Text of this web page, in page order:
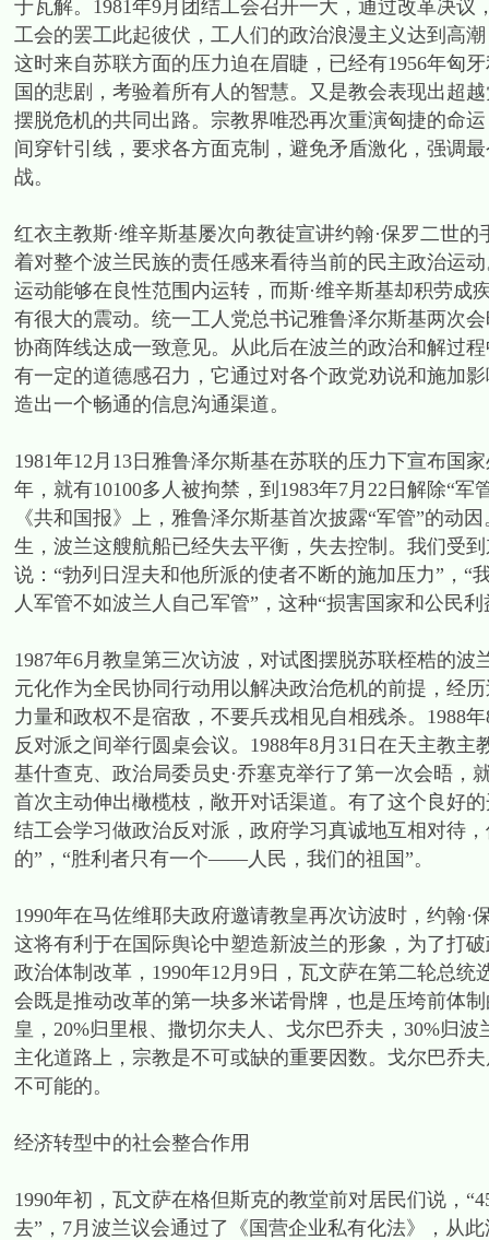
于瓦解。1981年9月团结工会召开一大，通过改革决
工会的罢工此起彼伏，工人们的政治浪漫主义达到高
这时来自苏联方面的压力迫在眉睫，已经有1956年匈
国的悲剧，考验着所有人的智慧。又是教会表现出超
摆脱危机的共同出路。宗教界唯恐再次重演匈捷的命
间穿针引线，要求各方面克制，避免矛盾激化，强调
战。
红衣主教斯·维辛斯基屡次向教徒宣讲约翰·保罗二世
着对整个波兰民族的责任感来看待当前的民主政治运
运动能够在良性范围内运转，而斯·维辛斯基却积劳成
有很大的震动。统一工人党总书记雅鲁泽尔斯基两次
协商阵线达成一致意见。从此后在波兰的政治和解过
有一定的道德感召力，它通过对各个政党劝说和施加
造出一个畅通的信息沟通渠道。
1981年12月13日雅鲁泽尔斯基在苏联的压力下宣布国
年，就有10100多人被拘禁，到1983年7月22日解除“
《共和国报》上，雅鲁泽尔斯基首次披露“军管”的动
生，波兰这艘航船已经失去平衡，失去控制。我们受
说：“勃列日涅夫和他所派的使者不断的施加压力”，“
人军管不如波兰人自己军管”，这种“损害国家和公民
1987年6月教皇第三次访波，对试图摆脱苏联桎梏的
元化作为全民协同行动用以解决政治危机的前提，经
力量和政权不是宿敌，不要兵戎相见自相残杀。1988
反对派之间举行圆桌会议。1988年8月31日在天主教
基什查克、政治局委员史·乔塞克举行了第一次会晤
首次主动伸出橄榄枝，敞开对话渠道。有了这个良好
结工会学习做政治反对派，政府学习真诚地互相对待
的”，“胜利者只有一个——人民，我们的祖国”。
1990年在马佐维耶夫政府邀请教皇再次访波时，约翰
这将有利于在国际舆论中塑造新波兰的形象，为了打
政治体制改革，1990年12月9日，瓦文萨在第二轮总
会既是推动改革的第一块多米诺骨牌，也是压垮前体
皇，20%归里根、撒切尔夫人、戈尔巴乔夫，30%归
主化道路上，宗教是不可或缺的重要因数。戈尔巴乔
不可能的。
经济转型中的社会整合作用
1990年初，瓦文萨在格但斯克的教堂前对居民们说，
去”，7月波兰议会通过了《国营企业私有化法》，从